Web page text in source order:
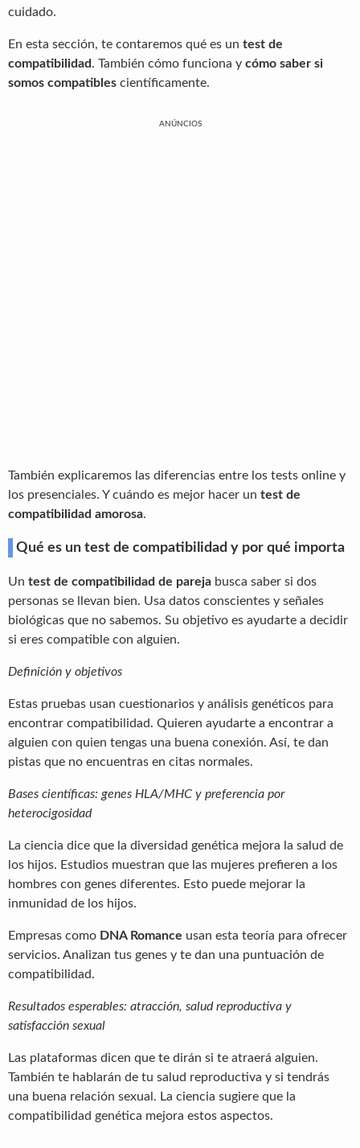
cuidado.
En esta sección, te contaremos qué es un test de
compatibilidad. También cómo funciona y cómo saber si
somos compatibles científicamente.
ANÚNCIOS
También explicaremos las diferencias entre los tests online y
los presenciales. Y cuándo es mejor hacer un test de
compatibilidad amorosa.
Qué es un test de compatibilidad y por qué importa
Un test de compatibilidad de pareja busca saber si dos
personas se llevan bien. Usa datos conscientes y señales
biológicas que no sabemos. Su objetivo es ayudarte a decidir
si eres compatible con alguien.
Definición y objetivos
Estas pruebas usan cuestionarios y análisis genéticos para
encontrar compatibilidad. Quieren ayudarte a encontrar a
alguien con quien tengas una buena conexión. Así, te dan
pistas que no encuentras en citas normales.
Bases científicas: genes HLA/MHC y preferencia por
heterocigosidad
La ciencia dice que la diversidad genética mejora la salud de
los hijos. Estudios muestran que las mujeres prefieren a los
hombres con genes diferentes. Esto puede mejorar la
inmunidad de los hijos.
Empresas como DNA Romance usan esta teoría para ofrecer
servicios. Analizan tus genes y te dan una puntuación de
compatibilidad.
Resultados esperables: atracción, salud reproductiva y
satisfacción sexual
Las plataformas dicen que te dirán si te atraerá alguien.
También te hablarán de tu salud reproductiva y si tendrás
una buena relación sexual. La ciencia sugiere que la
compatibilidad genética mejora estos aspectos.